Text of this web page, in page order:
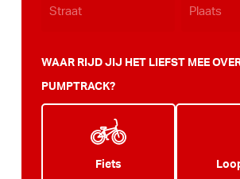
WAAR RIJD JIJ HET LIEFST MEE
PUMPTRACK?
Fiets